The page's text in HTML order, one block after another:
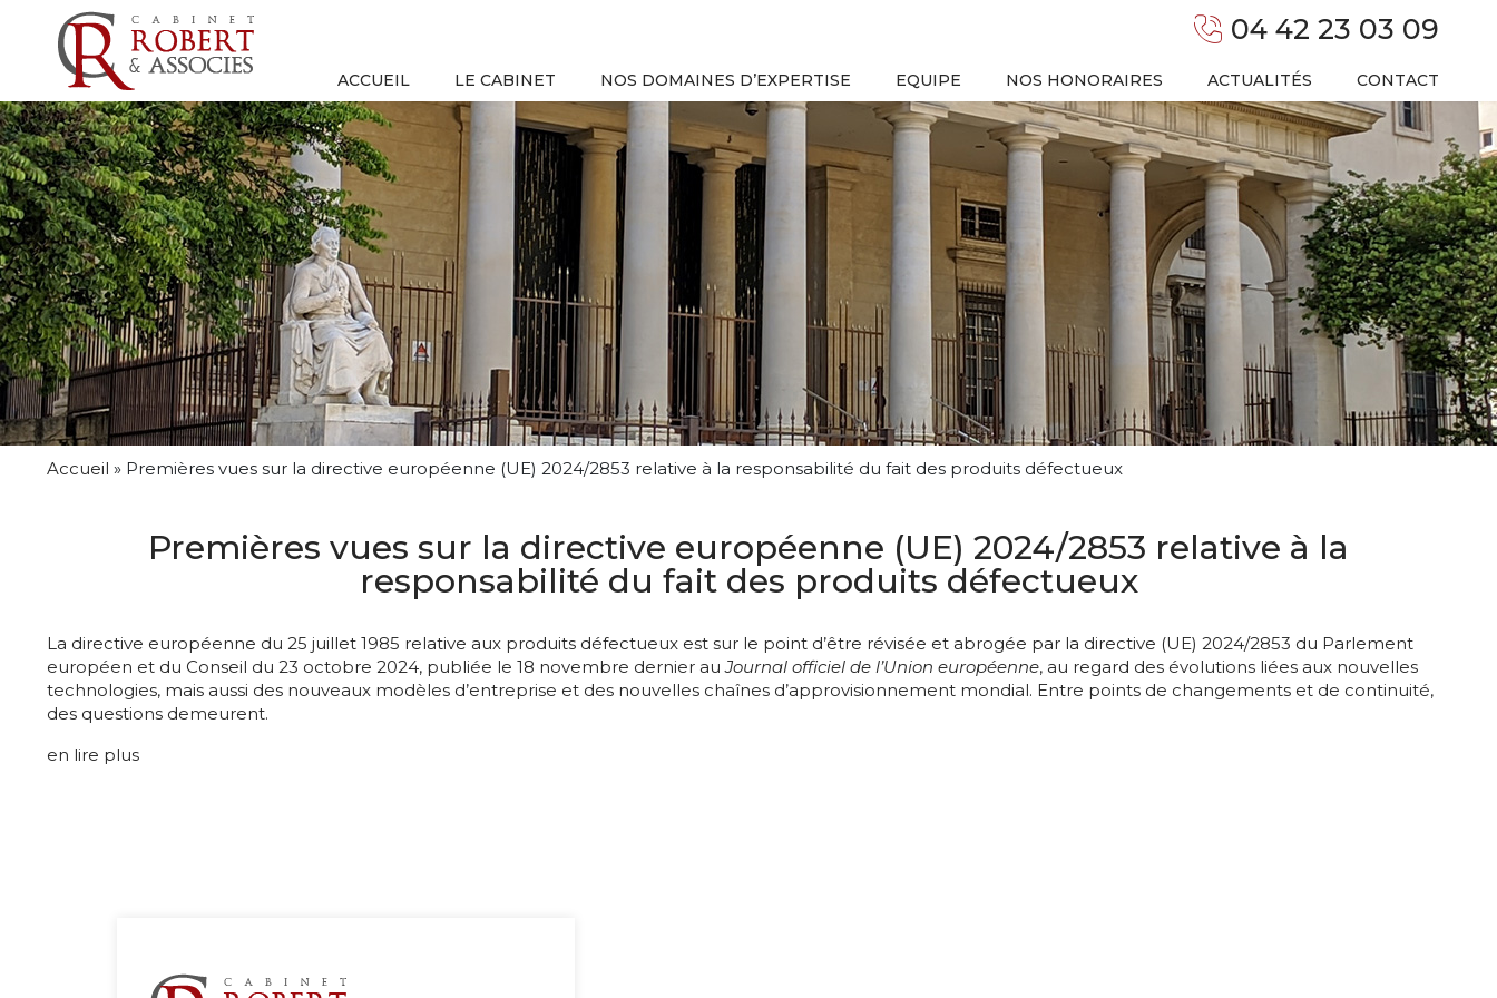
04 42 23 03 09
ACCUEIL LE CABINET NOS DOMAINES D’EXPERTISE EQUIPE NOS HONORAIRES ACTUALITÉS CONTACT
Accueil » Premières vues sur la directive européenne (UE) 2024/2853 relative à la responsabilité du fait des produits défectueux
Premières vues sur la directive européenne (UE) 2024/2853 relative à la
responsabilité du fait des produits défectueux
La directive européenne du 25 juillet 1985 relative aux produits défectueux est sur le point d’être révisée et abrogée par la directive (UE) 2024/2853 du Parlement
européen et du Conseil du 23 octobre 2024, publiée le 18 novembre dernier auJournal officiel de l’Union européenne, au regard des évolutions liées aux nouvelles
technologies, mais aussi des nouveaux modèles d’entreprise et des nouvelles chaînes d’approvisionnement mondial. Entre points de changements et de continuité,
des questions demeurent.
en lire plus